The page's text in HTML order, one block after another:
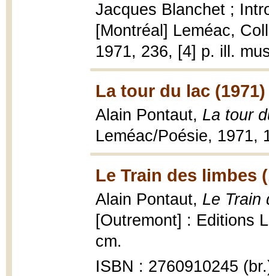
Jacques Blanchet ;
[Montréal] Leméac,
1971, 236, [4] p. ill.
La tour du lac (1971)
Alain Pontaut, La tour
Leméac/Poésie, 1971,
Le Train des limbes
Alain Pontaut, Le Train
[Outremont] : Editions
cm.
ISBN : 2760910245